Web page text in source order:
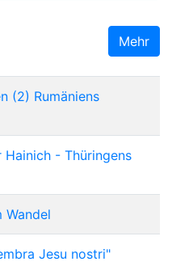
Mehr
(2) Rumäniens
Hainich - Thüringens
Wandel
Jesu nostri"